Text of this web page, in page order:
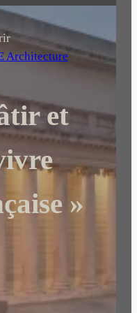
Architecture
et
»